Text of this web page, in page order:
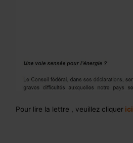
Pour lire la lettre , veuillez cliquerici